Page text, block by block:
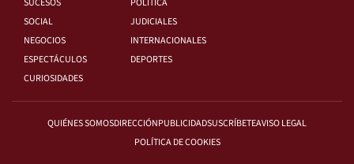
SUCESOS
POLÍTICA
SOCIAL
JUDICIALES
NEGOCIOS
INTERNACIONALES
ESPECTÁCULOS
DEPORTES
CURIOSIDADES
QUIÉNES SOMOSDIRECCIÓNPUBLICIDADSUSCRÍBETEAVISO LEGAL
POLÍTICA DE COOKIES